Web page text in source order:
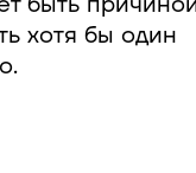
хотя бы один